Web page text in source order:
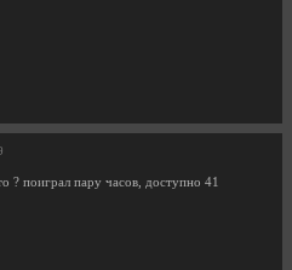
? поиграл пару часов, доступно 41